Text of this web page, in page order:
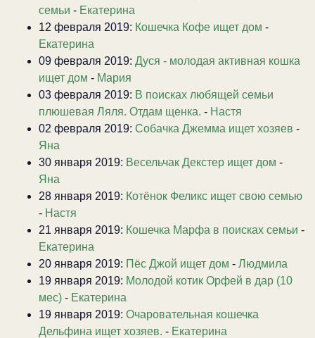
семьи - Екатерина
12 февраля 2019: Кошечка Кофе ищет дом -
Екатерина
09 февраля 2019: Дуся - молодая активная кошка
ищет дом - Мария
03 февраля 2019: В поисках любящей семьи
плюшевая Ляля. Отдам щенка. - Настя
02 февраля 2019: Собачка Джемма ищет хозяев -
Яна
30 января 2019: Весельчак Декстер ищет дом -
Яна
28 января 2019: Котёнок Феликс ищет свою семью
- Настя
21 января 2019: Кошечка Марфа в поисках семьи -
Екатерина
20 января 2019: Пёс Джой ищет дом - Людмила
19 января 2019: Молодой котик Орфей в дар (10
мес) - Екатерина
19 января 2019: Очаровательная кошечка
Дельфина ищет хозяев. - Екатерина